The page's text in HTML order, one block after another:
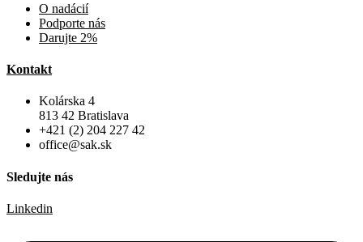
O nadácií
Podporte nás
Darujte 2%
Kontakt
Kolárska 4
813 42 Bratislava
+421 (2) 204 227 42
office@sak.sk
Sledujte nás
Linkedin